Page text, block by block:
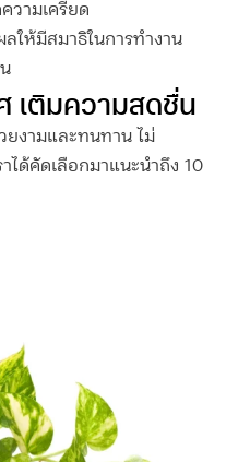
วามเครียด
ให้มีสมาธิในการทำงาน
เติมความสดชื่น
งามและทนทาน ไม่
ได้คัดเลือกมาแนะนำถึง 10